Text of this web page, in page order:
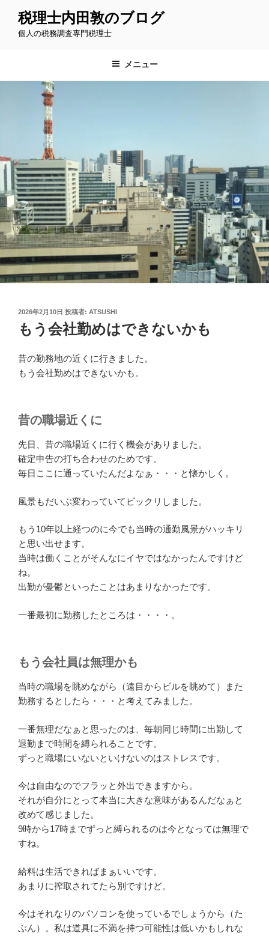
税理士内田敦のブログ
個人の税務調査専門税理士
メニュー
投
稿
日:
2026年2月10日 投稿者: ATSUSHI
もう会社勤めはできないかも
昔の勤務地の近くに行きました。
もう会社勤めはできないかも。
昔の職場近くに
先日、昔の職場近くに行く機会がありました。
確定申告の打ち合わせのためです。
毎日ここに通っていたんだよなぁ・・・と懐かしく。
風景もだいぶ変わっていてビックリしました。
もう10年以上経つのに今でも当時の通勤風景がハッキリ
と思い出せます。
当時は働くことがそんなにイヤではなかったんですけど
ね。
出勤が憂鬱といったことはあまりなかったです。
一番最初に勤務したところは・・・・。
もう会社員は無理かも
当時の職場を眺めながら（遠目からビルを眺めて）また
勤務するとしたら・・・と考えてみました。
一番無理だなぁと思ったのは、毎朝同じ時間に出勤して
退勤まで時間を縛られることです。
ずっと職場にいないといけないのはストレスです。
今は自由なのでフラッと外出できますから。
それが自分にとって本当に大きな意味があるんだなぁと
改めて感じました。
9時から17時までずっと縛られるのは今となっては無理で
すね。
給料は生活できればまぁいいです。
あまりに搾取されてたら別ですけど。
今はそれなりのパソコンを使っているでしょうから（た
ぶん）。私は道具に不満を持つ可能性は低いかもしれな